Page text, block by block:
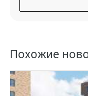
Похожие